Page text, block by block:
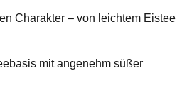
Charakter – von leichtem Eistee
mit angenehm süßer